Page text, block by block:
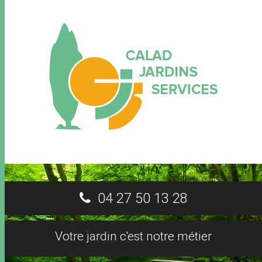
04 27 50 13 28
Votre jardin c'est notre métier